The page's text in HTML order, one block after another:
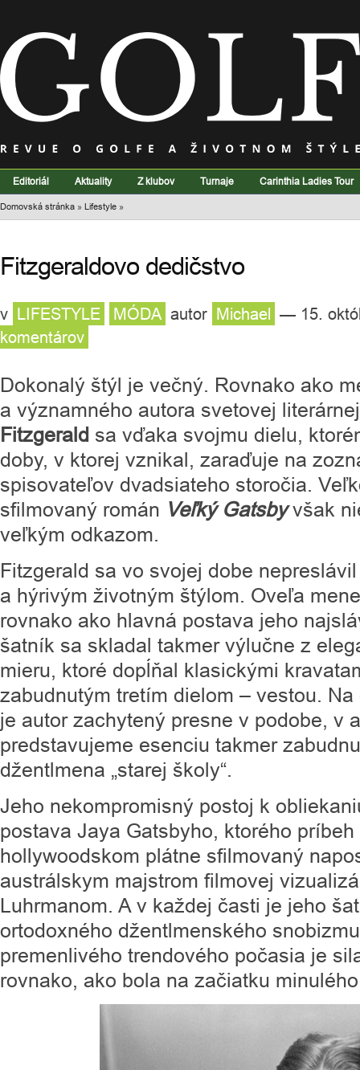
Editoriál Aktuality Z klubov Turnaje Carinthia Ladies Tour
Domovská stránka » Lifestyle »
Fitzgeraldovo dedičstvo
v LIFESTYLE MÓDA autor Michael — 15.
komentárov
Dokonalý štýl je večný. Rovnako ako
a významného autora svetovej
Fitzgerald sa vďaka svojmu dielu,
doby, v ktorej vznikal, zaraďuje na
spisovateľov dvadsiateho storočia.
sfilmovaný román Veľký Gatsbyvšak
veľkým odkazom.
Fitzgerald sa vo svojej dobe
a hýrivým životným štýlom. Oveľa
rovnako ako hlavná postava jeho
šatník sa skladal takmer výlučne z
mieru, ktoré dopĺňal klasickými
zabudnutým tretím dielom – vestou.
je autor zachytený presne v podobe, v
predstavujeme esenciu takmer
džentlmena „starej školy“.
Jeho nekompromisný postoj k
postava Jaya Gatsbyho, ktorého
hollywoodskom plátne sfilmovaný
austrálskym majstrom filmovej
Luhrmanom. A v každej časti je jeho
ortodoxného džentlmenského
premenlivého trendového počasia je
rovnako, ako bola na začiatku